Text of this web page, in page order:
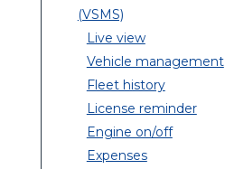
(VSMS)
Live view
Vehicle management
Fleet history
License reminder
Engine on/off
Expenses